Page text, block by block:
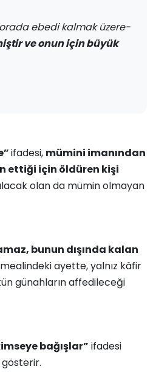
ebedi kalmak üzere-
ve onun için büyük
ifadesi, mümini imanından
ettiği için öldüren kişi
olan da mümin olmayan
bunun dışında kalan
ayette, yalnız kâfir
günahların affedileceği
bağışlar” ifadesi
gösterir.